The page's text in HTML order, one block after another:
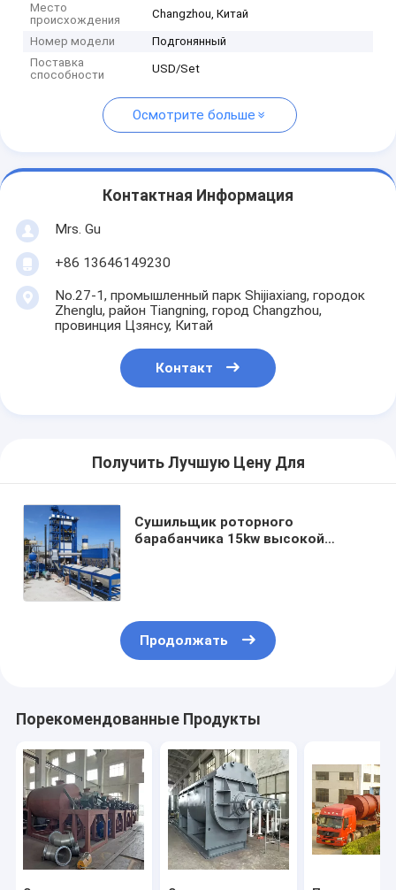
Место
происхождения
Changzhou, Китай
Номер модели
Подгонянный
Поставка
способности
USD/Set
Осмотрите больше
Контактная Информация
Mrs. Gu
+86 13646149230
No.27-1, промышленный парк Shijiaxiang, городок
Zhenglu, район Tiangning, город Changzhou,
провинция Цзянсу, Китай
Контакт
Получить Лучшую Цену Для
Сушильщик роторного
барабанчика 15kw высокой
Продолжать
Порекомендованные Продукты